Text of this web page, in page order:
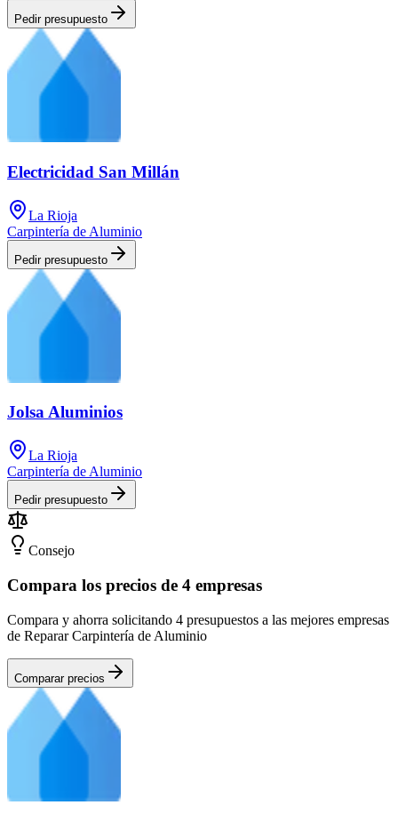
Pedir presupuesto
Electricidad San Millán
La Rioja
Carpintería de Aluminio
Pedir presupuesto
Jolsa Aluminios
La Rioja
Carpintería de Aluminio
Pedir presupuesto
Consejo
Compara los precios de 4 empresas
Compara y ahorra solicitando 4 presupuestos a las mejores empresas
de Reparar Carpintería de Aluminio
Comparar precios